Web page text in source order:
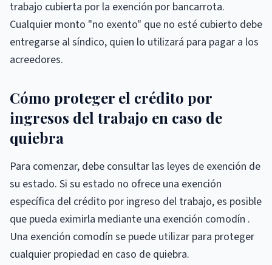
trabajo cubierta por la exención por bancarrota.
Cualquier monto "no exento" que no esté cubierto debe
entregarse al síndico, quien lo utilizará para pagar a los
acreedores.
Cómo proteger el crédito por
ingresos del trabajo en caso de
quiebra
Para comenzar, debe consultar las leyes de exención de
su estado. Si su estado no ofrece una exención
específica del crédito por ingreso del trabajo, es posible
que pueda eximirla mediante una exención comodín .
Una exención comodín se puede utilizar para proteger
cualquier propiedad en caso de quiebra.